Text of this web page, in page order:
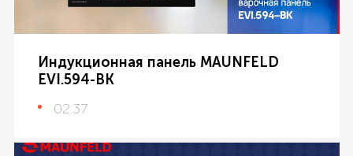
Индукционная панель MAUNFELD
EVI.594-BK
02:37